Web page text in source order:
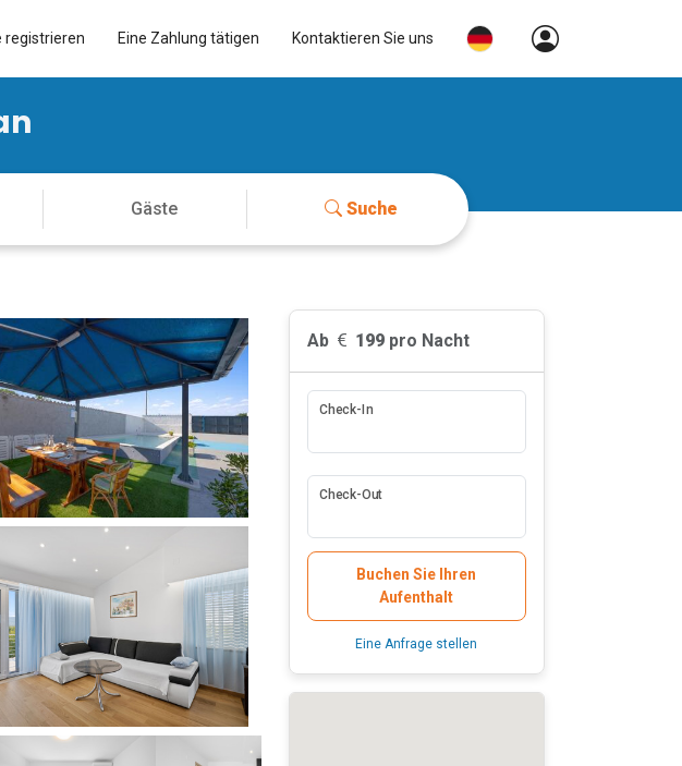
registrieren Eine Zahlung tätigen Kontaktieren Sie uns
Suche
Ab 199pro Nacht
Check-In
Check-Out
Buchen Sie Ihren
Aufenthalt
Eine Anfrage stellen